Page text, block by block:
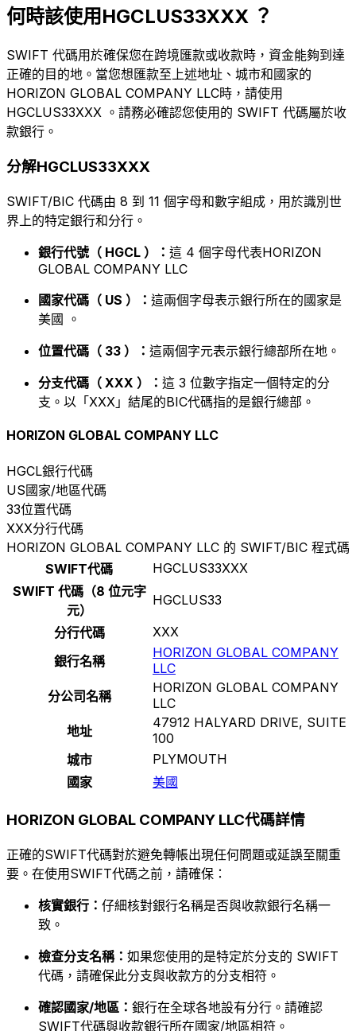
何時該使用HGCLUS33XXX ？
SWIFT 代碼用於確保您在跨境匯款或收款時，資金能夠到達
正確的目的地。當您想匯款至上述地址、城市和國家的
HORIZON GLOBAL COMPANY LLC時，請使用
HGCLUS33XXX 。請務必確認您使用的 SWIFT 代碼屬於收
款銀行。
分解HGCLUS33XXX
SWIFT/BIC 代碼由 8 到 11 個字母和數字組成，用於識別世
界上的特定銀行和分行。
銀行代號（ HGCL ）： 這 4 個字母代表HORIZON
GLOBAL COMPANY LLC
國家代碼（ US ）： 這兩個字母表示銀行所在的國家是
美國 。
位置代碼（ 33 ）： 這兩個字元表示銀行總部所在地。
分支代碼（ XXX ）： 這 3 位數字指定一個特定的分
支。以「XXX」結尾的BIC代碼指的是銀行總部。
HORIZON GLOBAL COMPANY LLC
HGCL銀行代碼
US國家/地區代碼
33位置代碼
XXX分行代碼
HORIZON GLOBAL COMPANY LLC 的 SWIFT/BIC 程式碼
SWIFT代碼
HGCLUS33XXX
SWIFT 代碼（8 位元字
元）
HGCLUS33
分行代碼
XXX
銀行名稱
HORIZON GLOBAL COMPANY
LLC
分公司名稱
HORIZON GLOBAL COMPANY
LLC
地址
47912 HALYARD DRIVE, SUITE
100
城市
PLYMOUTH
國家
美國
HORIZON GLOBAL COMPANY LLC代碼詳情
正確的SWIFT代碼對於避免轉帳出現任何問題或延誤至關重
要。在使用SWIFT代碼之前，請確保：
核實銀行： 仔細核對銀行名稱是否與收款銀行名稱一
致。
檢查分支名稱： 如果您使用的是特定於分支的 SWIFT
代碼，請確保此分支與收款方的分支相符。
確認國家/地區： 銀行在全球各地設有分行。請確認
SWIFT代碼與收款銀行所在國家/地區相符。